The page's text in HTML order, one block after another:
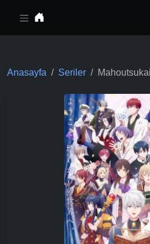
Anasayfa Seriler